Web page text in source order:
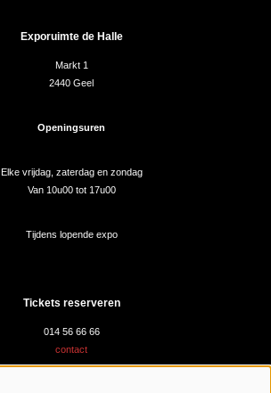
Exporuimte de Halle
Markt 1
2440 Geel
Openingsuren
Elke vrijdag, zaterdag en zondag
Van 10u00 tot 17u00
Tijdens lopende expo
Tickets reserveren
014 56 66 66
contact